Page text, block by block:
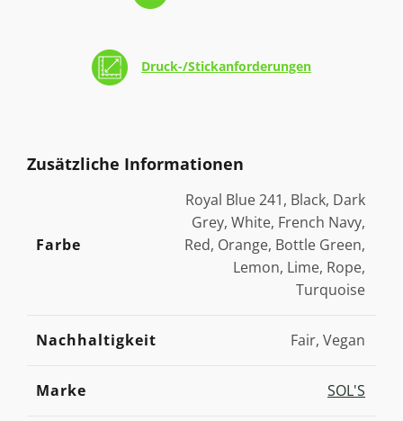
Druck-/Stickanforderungen
Zusätzliche Informationen
Farbe
Royal Blue 241, Black, Dark
Grey, White, French Navy,
Red, Orange, Bottle Green,
Lemon, Lime, Rope,
Turquoise
Nachhaltigkeit Fair, Vegan
Marke SOL'S